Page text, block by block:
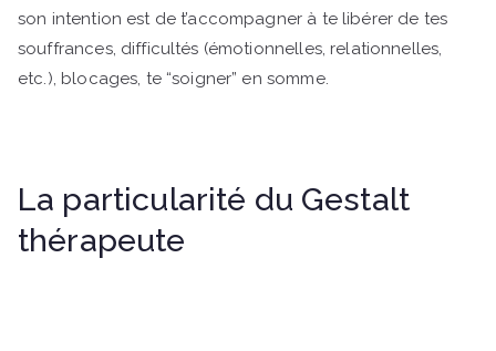
son intention est de t’accompagner à te libérer de tes
souffrances, difficultés (émotionnelles, relationnelles,
etc.), blocages, te “soigner” en somme.
La particularité du Gestalt
thérapeute